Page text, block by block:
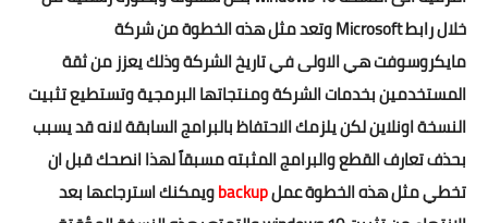
خلال رابط Microsoft وتعد مثل هذه الخطوة من شركة
مايكروسوفت هي الاولى في تاريخ الشركة وذلك يعزز من ثقة
المستخدمين بخدمات الشركة ومنتجاتها البرمجية وتستطيع تثبيت
النسخة اونلاين لكن يلزمك الاحتفاظ بالبرامج السابقة لانه قد يسبب
بحذف تعارف القطع والبرامج المثبته مسبقاً لهذا انصحك قبل ان
تخطي مثل هذه الخطوة عملbackupويمكنك استرجاعها بعد